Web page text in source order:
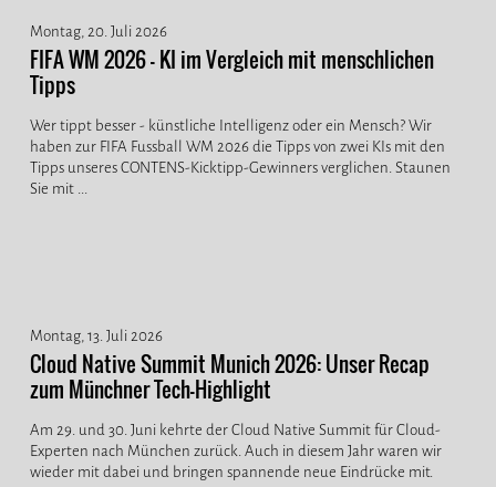
Montag, 20. Juli 2026
FIFA WM 2026 - KI im Vergleich mit menschlichen
Tipps
Wer tippt besser - künstliche Intelligenz oder ein Mensch? Wir
haben zur FIFA Fussball WM 2026 die Tipps von zwei KIs mit den
Tipps unseres CONTENS-Kicktipp-Gewinners verglichen. Staunen
Sie mit ...
Montag, 13. Juli 2026
Cloud Native Summit Munich 2026: Unser Recap
zum Münchner Tech-Highlight
Am 29. und 30. Juni kehrte der Cloud Native Summit für Cloud-
Experten nach München zurück. Auch in diesem Jahr waren wir
wieder mit dabei und bringen spannende neue Eindrücke mit.